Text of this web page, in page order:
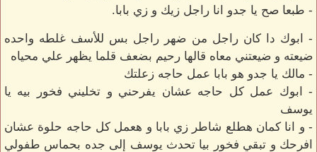
- طبعا صح يا جدو انا راجل زيك و زي بابا.
- ابوك دا كان راجل من ضهر راجل بس للأسف غلطه واحده
ضيعته و ضيعتني معاه قالها رحيم بضعف قلما يظهر علي محياه
- مالك يا جدو هو بابا عمل حاجه زعلتك
- ابوك عمل كل حاجه عشان يفرحني و تخليني فخور بيه يا
يوسف
- و انا كمان هطلع شاطر زي بابا و هعمل كل حاجه حلوة عشان
افرحك و تبقي فخور بيا تحدث يوسف إلى جده بحماس طفولي